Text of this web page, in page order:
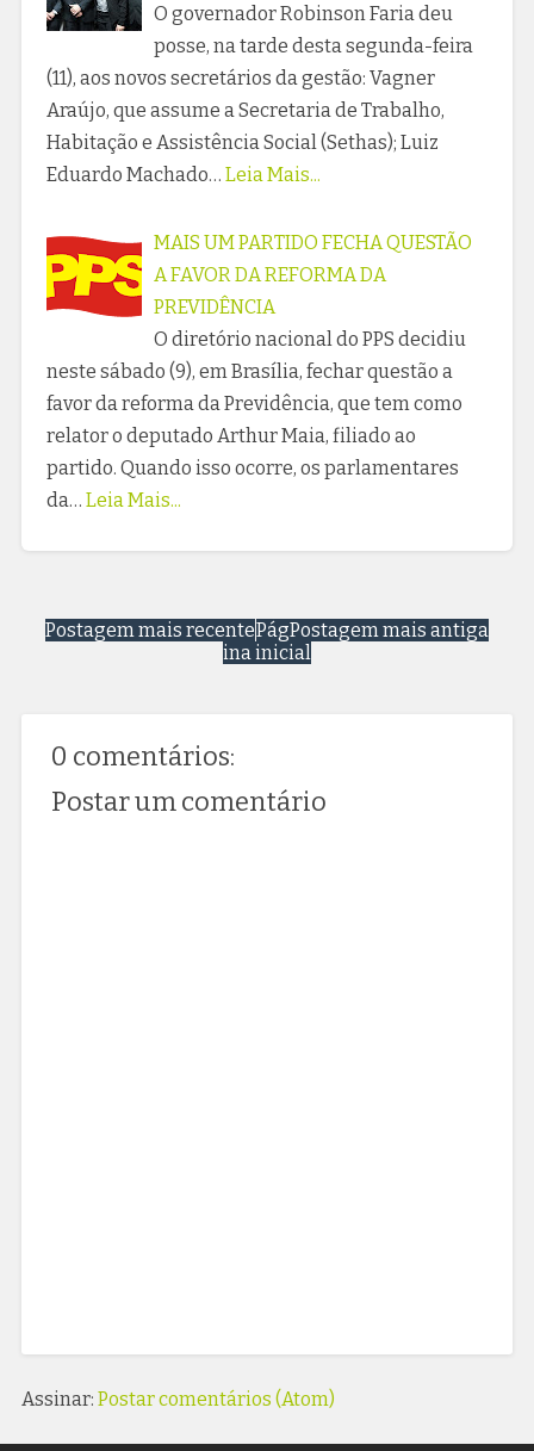
O governador Robinson Faria deu
posse, na tarde desta segunda-feira
(11), aos novos secretários da gestão: Vagner
Araújo, que assume a Secretaria de Trabalho,
Habitação e Assistência Social (Sethas); Luiz
Eduardo Machado… Leia Mais...
MAIS UM PARTIDO FECHA QUESTÃO
A FAVOR DA REFORMA DA
PREVIDÊNCIA
O diretório nacional do PPS decidiu
neste sábado (9), em Brasília, fechar questão a
favor da reforma da Previdência, que tem como
relator o deputado Arthur Maia, filiado ao
partido. Quando isso ocorre, os parlamentares
da… Leia Mais...
Postagem mais recente Postagem mais antiga
Pág
ina inicial
0 comentários:
Postar um comentário
Assinar: Postar comentários (Atom)